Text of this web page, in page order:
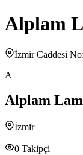
Alplam
İzmir Caddesi
A
Alplam
İzmir
0 Takipçi